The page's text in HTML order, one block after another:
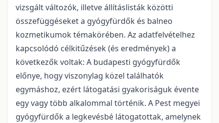
vizsgált változók, illetve állításlisták közötti
összefüggéseket a gyógyfürdők és balneo
kozmetikumok témakörében. Az adatfelvételhez
kapcsolódó célkitűzések (és eredmények) a
következők voltak: A budapesti gyógyfürdők
előnye, hogy viszonylag közel találhatók
egymáshoz, ezért látogatási gyakoriságuk évente
egy vagy több alkalommal történik. A Pest megyei
gyógyfürdők a legkevésbé látogatottak, amelynek